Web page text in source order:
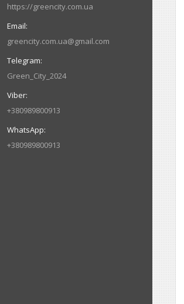
https://greencity.com.ua
greencity.com.ua@gmail.com
Green_City_2024
+380989800913
+380989800913